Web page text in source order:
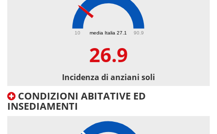
media Italia 27.1
10 90.9
26.9
Incidenza di anziani soli
CONDIZIONI ABITATIVE ED
INSEDIAMENTI